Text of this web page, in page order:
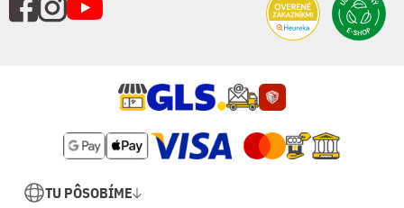
TU PÔSOBÍME